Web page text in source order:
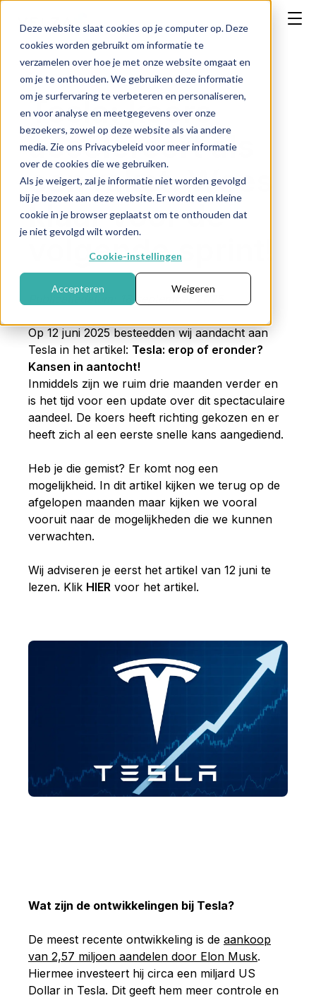
Deze website slaat cookies op je computer op. Deze
cookies worden gebruikt om informatie te
verzamelen over hoe je met onze website omgaat en
om je te onthouden. We gebruiken deze informatie
om je surfervaring te verbeteren en personaliseren,
en voor analyse en meetgegevens over onze
bezoekers, zowel op deze website als via andere
media. Zie ons Privacybeleid voor meer informatie
over de cookies die we gebruiken.
Als je weigert, zal je informatie niet worden gevolgd
bij je bezoek aan deze website. Er wordt een kleine
cookie in je browser geplaatst om te onthouden dat
je niet gevolgd wilt worden.
Cookie-instellingen
Accepteren Weigeren
Tesla: koers
accelereert als
een raket. Wees
klaar voor de
volgende sprint!
Publicatiedatum: 18 september 2025
Op 12 juni 2025 besteedden wij aandacht aan
Tesla in het artikel: Tesla: erop of eronder?
Kansen in aantocht!
Inmiddels zijn we ruim drie maanden verder en
is het tijd voor een update over dit spectaculaire
aandeel. De koers heeft richting gekozen en er
heeft zich al een eerste snelle kans aangediend.
Heb je die gemist? Er komt nog een
mogelijkheid. In dit artikel kijken we terug op de
afgelopen maanden maar kijken we vooral
vooruit naar de mogelijkheden die we kunnen
verwachten.
Wij adviseren je eerst het artikel van 12 juni te
lezen. Klik HIER voor het artikel.
Wat zijn de ontwikkelingen bij Tesla?
De meest recente ontwikkeling is de aankoop
van 2,57 miljoen aandelen door Elon Musk.
Hiermee investeert hij circa een miljard US
Dollar in Tesla. Dit geeft hem meer controle en